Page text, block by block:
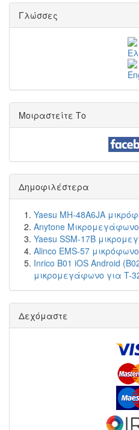
Γλώσσες
Μοιραστείτε Το
Δημοφιλέστερα
Yaesu MH-48A6JA
Anytone Μικρομεγάφωνο
Yaesu SSM-17B
Alinco EMS-57
Inrico B01 iOS Android
μικρομεγάφωνο για T-
Δεχόμαστε